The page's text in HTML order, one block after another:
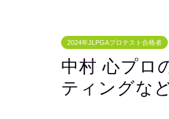
2024年JLPGAプロテスト合格者
中村 心プロ
ティングな